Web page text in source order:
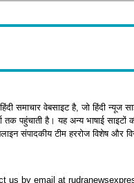
समाचार वेबसाइट है, जो हिंदी न्यूज
तक पहुंचाती है। यह अन्य भाषाई साइटों
संपादकीय टीम हररोज विशेष और
us by email at